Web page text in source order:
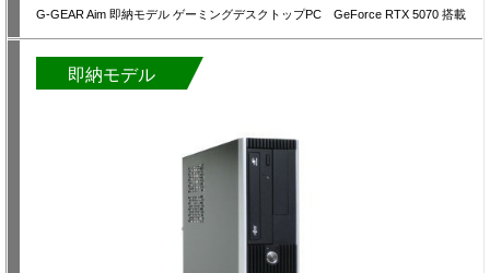
G-GEAR Aim 即納モデル ゲーミングデスクトップPC GeForce RTX 5070 搭載
即納モデル